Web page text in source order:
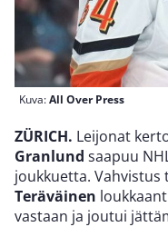
Kuva:All Over Press
ZÜRICH. Leijonat
Granlund saapuu
joukkuetta. Vahvistus
Teräväinen
vastaan ja joutui